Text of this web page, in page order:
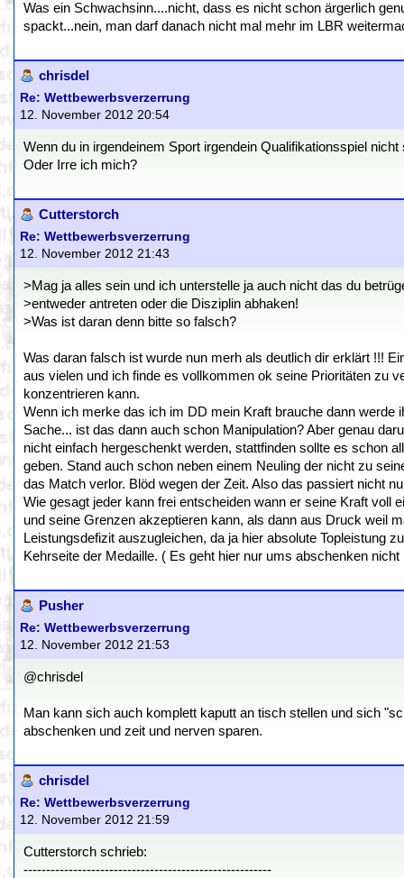
Was ein Schwachsinn....nicht, dass es nicht schon ärgerlich
spackt...nein, man darf danach nicht mal mehr im LBR
chrisdel
Re: Wettbewerbsverzerrung
12. November 2012 20:54
Wenn du in irgendeinem Sport irgendein Qualifikationsspiel
Oder Irre ich mich?
Cutterstorch
Re: Wettbewerbsverzerrung
12. November 2012 21:43
>Mag ja alles sein und ich unterstelle ja auch nicht das du
>entweder antreten oder die Disziplin abhaken!
>Was ist daran denn bitte so falsch?
Was daran falsch ist wurde nun merh als deutlich dir erklärt !!!
aus vielen und ich finde es vollkommen ok seine Prioritäten zu
konzentrieren kann.
Wenn ich merke das ich im DD mein Kraft brauche dann
Sache... ist das dann auch schon Manipulation? Aber genau
nicht einfach hergeschenkt werden, stattfinden sollte es schon
geben. Stand auch schon neben einem Neuling der nicht zu
das Match verlor. Blöd wegen der Zeit. Also das passiert nicht
Wie gesagt jeder kann frei entscheiden wann er seine Kraft voll
und seine Grenzen akzeptieren kann, als dann aus Druck weil
Leistungsdefizit auszugleichen, da ja hier absolute Topleistung
Kehrseite der Medaille. ( Es geht hier nur ums abschenken
Pusher
Re: Wettbewerbsverzerrung
12. November 2012 21:53
@chrisdel
Man kann sich auch komplett kaputt an tisch stellen und sich
abschenken und zeit und nerven sparen.
chrisdel
Re: Wettbewerbsverzerrung
12. November 2012 21:59
Cutterstorch schrieb:
-------------------------------------------------------